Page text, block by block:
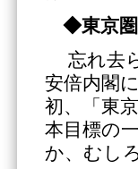
◆東京圏
忘れ去
安倍内閣
初、「東
本目標の
か、むし